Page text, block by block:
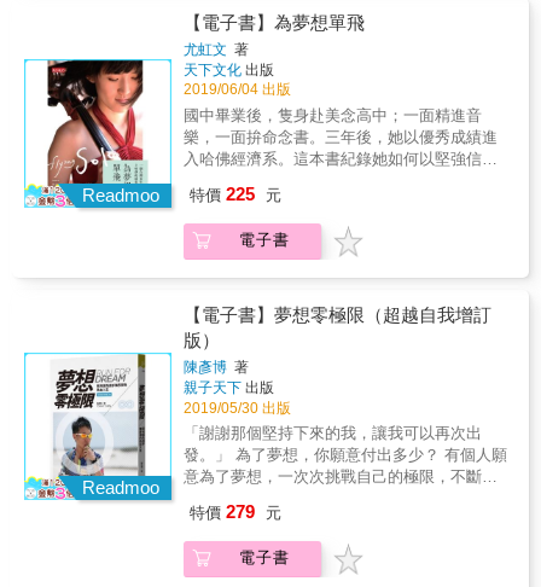
一件事：許多走過艱困成長歷程，比別人更早
歷經滄桑的人，會變得比較市儈，比較冷血無
情。但阮智偉卻很特別的，他成長成一個陽光
大男孩，具備親和力以及發諸內心的善念還有
正向影 響力，他沒有因為受到父母影響而承襲
任何惡習，他不菸不酒更從來不賭，乃至於他
還比大部分的成年人要愛家，他這一生至今一
歲就認識的青梅竹馬，除 了妻子，智偉這輩子
一對可愛兒女的模範父親，阮智偉如今為人稱
道的另一件事，就是他真正可以做到生活各面
向的平衡。一個擁有千萬事業成就，受過他培
訓教導的學生超過上百人，專注在房地產，運
用房地產功能協助自己及身邊的人達到財富自
由，這樣子被很多人尊崇的導師，卻可以真的
做到幾乎天天晚上回家吃晚餐，也從不缺席孩
子成長的任何重要時刻，他的妻子能夠擁有先
生的忠誠以及陪伴，每一個生日以及重要節
日，智偉總是用心規劃，愛心滿滿。這甚至是
比賺大錢還要更難企及的境界，智偉如何做到
事業與家庭兼顧，一方面不斷締造年收入新巔
峰，一方面也從不忽略家人同時也能照應自己
的夥伴，包含自己的健康維護以及身心靈學習
成長，也通通都能照應到。比起在事業以及財
富上的成就，智偉覺得自己更覺驕傲的是他能
說，直到他28歲結婚自立門戶前，他的人生存
在意義，似乎就是被迫要不斷地為爸媽償還債
務。 永遠有高達六七位數字的債務等著要智偉
協助清償，逼得他從少年時代就已經練就對錢
的敏感度，以及無時無刻都在想方設法，怎樣
再去賺更多錢來拯救這個家？ 這樣的歷練勝過
任何財經企管學校的教育，簡單說智偉從小就
被投入「人生」這個殘酷的現實戰場去求生
存。如今回想起來，有時候智偉都無法想像，
如果要自己再重新走路那樣的還債歷程，他還
受不受得了？ 總之，才中學年紀的他就已經清
楚建立一個信念：「處在這猛獸叢林般的社
一件事：許多走過艱困成長歷程，比別人更早
歷經滄桑的人，會變得比較市儈，比較冷血無
情。但阮智偉卻很特別的，他成長成一個陽光
大男孩，具備親和力以及發諸內心的善念還有
正向影 響力，他沒有因為受到父母影響而承襲
任何惡習，他不菸不酒更從來不賭，乃至於他
還比大部分的成年人要愛家，他這一生至今一
次也不曾涉入聲色場所，他的結婚對象是十七
歲就認識的青梅竹馬，除 了妻子，智偉這輩子
沒有去愛過第二個女人。 身為愛家愛妻並擁有
道的另一件事，就是他真正可以做到生活各面
向的平衡。一個擁有千萬事業成就，受過他培
的四位都是歷經滄桑，擁有豐富人生經驗， 分
別是： 人稱醫美教母的貝姐，她的人生傳奇：
廖蓓琦 見證台灣金融發展史，38年銀行資深一
姐的成長心聲：朱鳳卿 轉戰北高的資深行銷戰
將，掀創咖啡新潮牌：薛舒聿（大玉） 藉由靈
魂藍圖找出自己生命意義：楊鎧蔚 & ●&&& 家
庭價值篇 成功的定義，不一定只限事業與財
富，幸福家庭也很重要。同樣的，我們追求夢
想，也可以是以家人福祉為主， 本篇分享四個
課，就是愛的功課：陳毓群 曾經想要逃離這個
家，後來才找回愛的真諦：林耀群 過往她總是
為別人而活，終於學會愛自己才能被尊重：林
富可以兼顧：郭芸家
會積累成一個超出預期的巨大力量，回饋我
們。 想成功，其實，從來就不是義無反顧，或
擁有滿腔熱血就可以；它，有一套方法可循；
以及，必須認清「你要的成功，是自身所愛？
還是他人期待？」才能在追夢過程中，不因跌
跌撞撞而一蹶不振。這本書Ariel將無私分享在
這條「把喜歡化為成功」的夢想之路，究竟是
中。
運」也好、是「平順」也罷， 「挫折」二字，
就很少出現在腦海。 因為，我總是懂得「化危
機為轉機」， 更懂得打敗命運，掌握機會！ &
現在，謝震武將自己珍貴的人生經驗，濃縮成
五堂課── 逆境：維持平常心，迎接人生變化球
學習：「站在巨人的肩膀上」聰明學習 財富：
財富存摺要提早打造，人脈存摺卻要率性經營
幸福：聰明玩樂，為自己預留中場休息時間 格
局：鎖定目標，建立開闊的人生格局 & 看完這
能擷取菁華，打造屬於自己的成功！ & ◆這
本書適合迷茫、不知該如何進階的你，你將從
中獲得指引與頓悟◆
Readmoo
【電子書】為夢想單飛
尤虹文 著
天下文化 出版
2019/06/04 出版
國中畢業後，隻身赴美念高中；一面精進音
樂，一面拚命念書。三年後，她以優秀成績進
入哈佛經濟系。這本書紀錄她如何以堅強信
驗、自我成長的生命故事。 除此之外，作者更
想告訴大家，台灣培養出來的孩子，也有機會
走向世界的頂端，在最高學府實現夢想；也希
特價 225 元
電子書
Readmoo
【電子書】夢想零極限（超越自我增訂
版）
陳彥博 著
親子天下 出版
2019/05/30 出版
「謝謝那個堅持下來的我，讓我可以再次出
發。」 為了夢想，你願意付出多少？ 有個人願
意為了夢想，一次次挑戰自己的極限，不斷超
為了夢想。 他是陳彥博，一位用五年時間，完
成七大洲八大站的極地超馬選手； 也是亞洲第
一位，成功在兩百天之內征服四大極地超馬賽
特價 279 元
電子書